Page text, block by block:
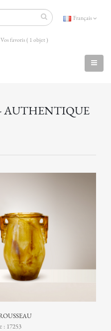
Français
Vos favoris ( 1 objet )
AUTHENTIQUE
: 17253